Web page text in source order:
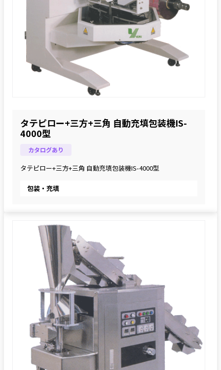
タテピロー+三方+三角 自動充填包装機IS-
4000型
カタログあり
タテピロー+三方+三角 自動充填包装機IS-4000型
包装・充填